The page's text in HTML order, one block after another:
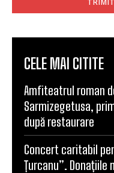
CELE MAI CITITE
Amfiteatrul roman
Sarmizegetusa,
după restaurare
Concert caritabil
Țurcanu”.